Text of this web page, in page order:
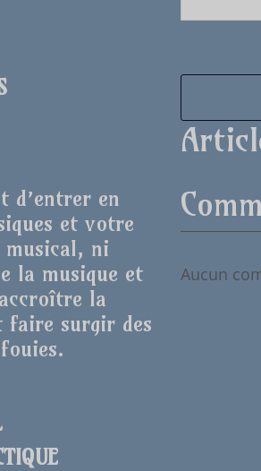
d’entrer en
et votre
musical, ni
la musique et
la
faire surgir des
Aucun